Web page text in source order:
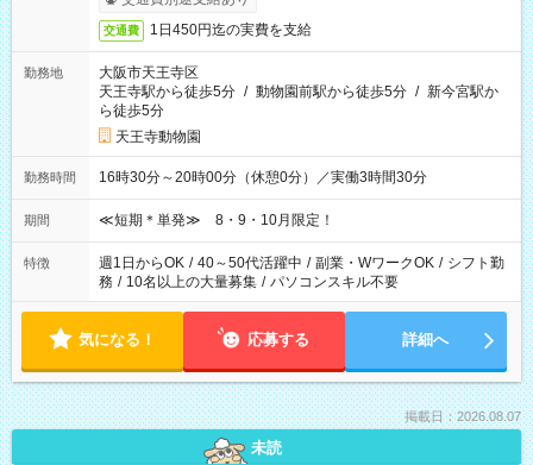
交通費 1日450円迄の実費を支給
勤務地
大阪市天王寺区
天王寺駅から徒歩5分 / 動物園前駅から徒歩5分 / 新今宮駅か
ら徒歩5分
天王寺動物園
勤務時間 16時30分～20時00分（休憩0分）／実働3時間30分
期間 ≪短期＊単発≫ 8・9・10月限定！
特徴 週1日からOK / 40～50代活躍中 / 副業・WワークOK / シフト勤
務 / 10名以上の大量募集 / パソコンスキル不要
気になる！ 応募する 詳細へ
掲載日：2026.08.07
未読